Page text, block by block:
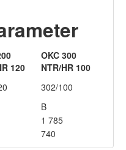
120
OKC 300
NTR/HR 100
302/100
B
1 785
740